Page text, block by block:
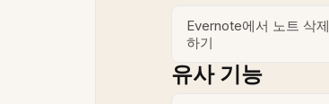
Evernote에서 노트 삭제
하기
유사 기능